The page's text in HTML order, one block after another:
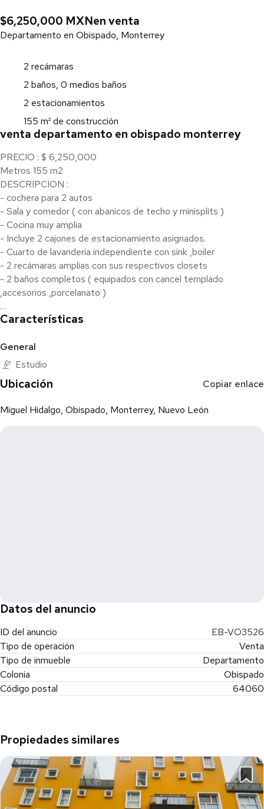
$6,250,000 MXNen venta
Departamento en Obispado, Monterrey
2 recámaras
2 baños, 0 medios baños
2 estacionamientos
155 m² de construcción
venta departamento en obispado monterrey
PRECIO : $ 6,250,000
Metros 155 m2
DESCRIPCION :
- cochera para 2 autos
- Sala y comedor ( con abanicos de techo y minisplits )
- Cocina muy amplia
- Incluye 2 cajones de estacionamiento asignados.
- Cuarto de lavandería independiente con sink ,boiler
- 2 recámaras amplias con sus respectivos closets
- 2 baños completos ( equipados con cancel templado
,accesorios ,porcelanato )
. – totalmente equipado con Mini Splits y sus persianas
Características
General
Estudio
Ubicación Copiar enlace
Miguel Hidalgo, Obispado, Monterrey, Nuevo León
Datos del anuncio
ID del anuncio
EB-VO3526
Tipo de operación
Venta
Tipo de inmueble
Departamento
Colonia
Obispado
Código postal
64060
Propiedades similares